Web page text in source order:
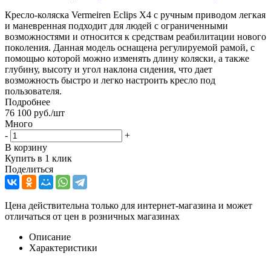
Кресло-коляска Vermeiren Eclips X4 с ручным приводом легкая
и маневренная подходит для людей с ограниченными
возможностями и относится к средствам реабилитации нового
поколения. Данная модель оснащена регулируемой рамой, с
помощью которой можно изменять длину коляски, а также
глубину, высоту и угол наклона сидения, что дает
возможность быстро и легко настроить кресло под
пользователя.
Подробнее
76 100 руб./шт
Много
-
+
В корзину
Купить в 1 клик
Поделиться
Цена действительна только для интернет-магазина и может
отличаться от цен в розничных магазинах
Описание
Характеристики